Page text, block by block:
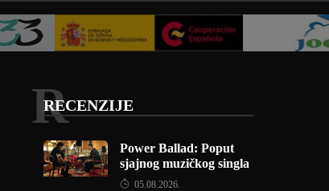
RECENZIJE
R
Power Ballad: Poput
sjajnog muzičkog singla
05.08.2026.